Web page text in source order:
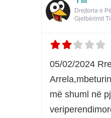
Drejtoria e
Gjelbërimit
05/02/2024
më shuml në